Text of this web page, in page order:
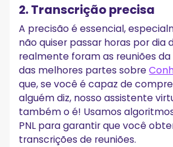
2. Transcrição precisa
A precisão é essencial,
não quiser passar horas por dia
realmente foram as reuniões da
das melhores partes sobre
que, se você é capaz de
alguém diz, nosso assistente
também o é! Usamos
PNL para garantir que você
transcrições de reuniões.